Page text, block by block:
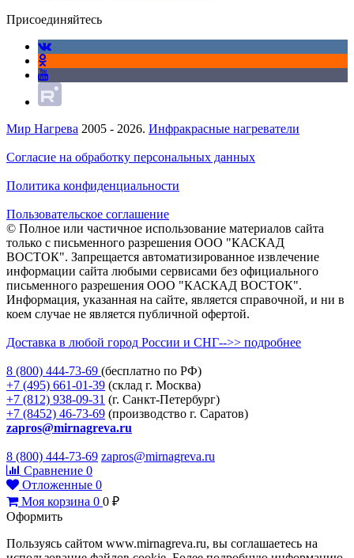
Присоединяйтесь
Мир Нагрева 2005 - 2026. Инфракрасные нагреватели
Согласие на обработку персональных данных
Политика конфиденциальности
Пользовательское соглашение
© Полное или частичное использование материалов сайта
только с письменного разрешения ООО "КАСКАД
ВОСТОК". Запрещается автоматизированное извлечение
информации сайта любыми сервисами без официального
письменного разрешения ООО "КАСКАД ВОСТОК".
Информация, указанная на сайте, является справочной, и ни в
коем случае не является публичной офертой.
Доставка в любой город России и СНГ-->> подробнее
8 (800) 444-73-69 (бесплатно по РФ)
+7 (495) 661-01-39 (склад г. Москва)
+7 (812) 938-09-31 (г. Санкт-Петербург)
+7 (8452) 46-73-69 (производство г. Саратов)
zapros@mirnagreva.ru
8 (800) 444-73-69 zapros@mirnagreva.ru
Сравнение 0
Отложенные 0
Моя корзина 0 0 ₽
Оформить
Пользуясь сайтом www.mirnagreva.ru, вы соглашаетесь на